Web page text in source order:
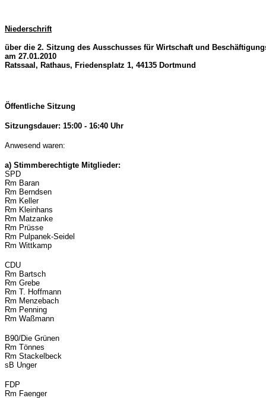
Niederschrift
über die 2. Sitzung des Ausschusses für Wirtschaft und
am 27.01.2010
Ratssaal, Rathaus, Friedensplatz 1, 44135 Dortmund
Öffentliche Sitzung
Sitzungsdauer: 15:00 - 16:40 Uhr
Anwesend waren:
a) Stimmberechtigte Mitglieder:
SPD
Rm Baran
Rm Berndsen
Rm Keller
Rm Kleinhans
Rm Matzanke
Rm Prüsse
Rm Pulpanek-Seidel
Rm Wittkamp
CDU
Rm Bartsch
Rm Grebe
Rm T. Hoffmann
Rm Menzebach
Rm Penning
Rm Waßmann
B90/Die Grünen
Rm Tönnes
Rm Stackelbeck
sB Unger
FDP
Rm Faenger